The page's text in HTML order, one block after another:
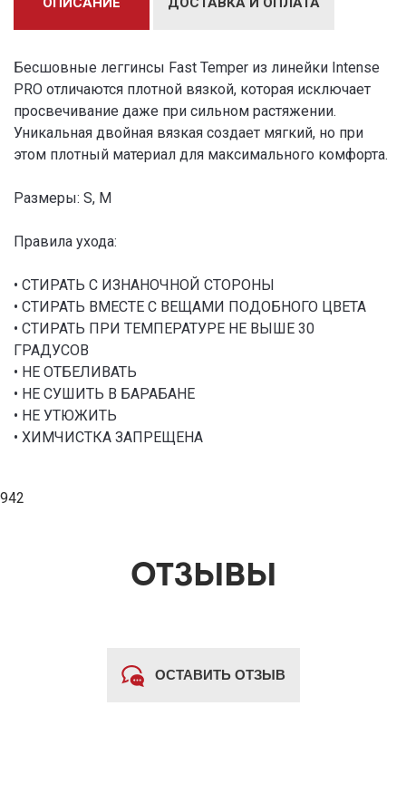
Бесшовные леггинсы Fast Temper из линейки Intense
PRO отличаются плотной вязкой, которая исключает
просвечивание даже при сильном растяжении.
Уникальная двойная вязкая создает мягкий, но при
этом плотный материал для максимального комфорта.
Размеры: S, M
Правила ухода:
• СТИРАТЬ C ИЗНАНОЧНОЙ СТОРОНЫ
• СТИРАТЬ ВМЕСТЕ С ВЕЩАМИ ПОДОБНОГО ЦВЕТА
• СТИРАТЬ ПРИ ТЕМПЕРАТУРЕ НЕ ВЫШЕ 30
ГРАДУСОВ
• НЕ ОТБЕЛИВАТЬ
• НЕ СУШИТЬ В БАРАБАНЕ
• НЕ УТЮЖИТЬ
• ХИМЧИСТКА ЗАПРЕЩЕНА
942
ОТЗЫВЫ
ОСТАВИТЬ ОТЗЫВ